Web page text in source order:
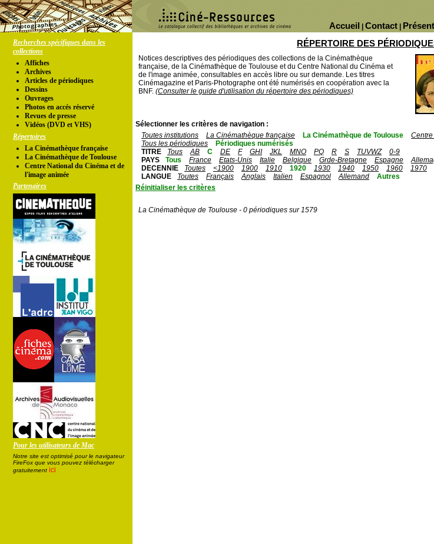
Contact
Accueil
Recherches spécifiques dans les
collections
Affiches
Archives
Articles de périodiques
Dessins
Ouvrages
Photos en accés réservé
Revues de presse
Vidéos (DVD et VHS)
Répertoires
La Cinémathèque française
La Cinémathèque de Toulouse
Centre National du Cinéma et de
l'image animée
Partenaires
Pour les utilisateurs de Mac
Notre site est optimisé pour le navigateur
FireFox que vous pouvez télécharger
gratuitement ici
RÉPERTOIRE DES
Notices descriptives des périodiques des collections de la Cinémathèque
française, de la Cinémathèque de Toulouse et du Centre National du Cinéma et
de l'image animée, consultables en accès libre ou sur demande. Les titres
Cinémagazine et Paris-Photographe ont été numérisés en coopération avec la
BNF. (Consulter le guide d'utilisation du répertoire des périodiques)
Sélectionner les critères de navigation :
Toutes institutions
La Cinémathèque française La Cinémathèque de Toulouse
Tous les périodiques
Périodiques numérisés
TITRE
Tous AB C DE F GHI JKL MNO PQ R S TUVWZ
0-9
PAYS
Tous France Etats-Unis Italie Belgique Grde-Bretagne Espagne
DECENNIE
Toutes <1900 1900 1910 1920 1930 1940 1950 1960 1970
LANGUE
Toutes Français Anglais Italien Espagnol Allemand
Autres
Réinitialiser les critères
La Cinémathèque de Toulouse - 0 périodiques sur 1579